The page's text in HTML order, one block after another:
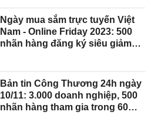
Ngày mua sắm trực tuyến Việt
Nam - Online Friday 2023: 500
nhãn hàng đăng ký siêu giảm
Bản tin Công Thương 24h ngày
10/11: 3.000 doanh nghiệp, 500
nhãn hàng tham gia trong 60